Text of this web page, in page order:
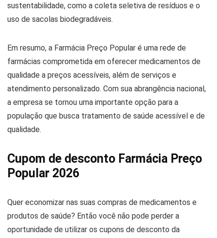
sustentabilidade, como a coleta seletiva de resíduos e o
uso de sacolas biodegradáveis.
Em resumo, a Farmácia Preço Popular é uma rede de
farmácias comprometida em oferecer medicamentos de
qualidade a preços acessíveis, além de serviços e
atendimento personalizado. Com sua abrangência nacional,
a empresa se tornou uma importante opção para a
população que busca tratamento de saúde acessível e de
qualidade.
Cupom de desconto Farmácia Preço
Popular 2026
Quer economizar nas suas compras de medicamentos e
produtos de saúde? Então você não pode perder a
oportunidade de utilizar os cupons de desconto da